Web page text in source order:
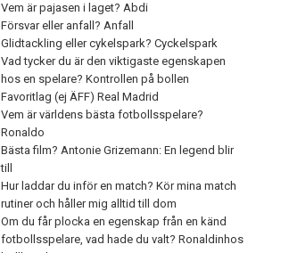
Vem är pajasen i laget? Abdi
Försvar eller anfall? Anfall
Glidtackling eller cykelspark? Cyckelspark
Vad tycker du är den viktigaste egenskapen
hos en spelare? Kontrollen på bollen
Favoritlag (ej ÄFF) Real Madrid
Vem är världens bästa fotbollsspelare?
Ronaldo
Bästa film? Antonie Grizemann: En legend blir
till
Hur laddar du inför en match? Kör mina match
rutiner och håller mig alltid till dom
Om du får plocka en egenskap från en känd
fotbollsspelare, vad hade du valt? Ronaldinhos